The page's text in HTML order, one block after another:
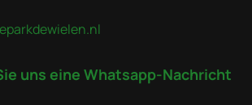
uns eine Whatsapp-Nachricht